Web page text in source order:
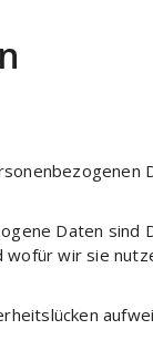
Daten sind
wir sie